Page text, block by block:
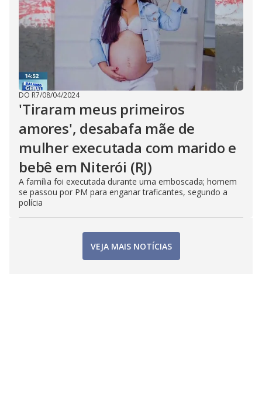
DO R7/08/04/2024
'Tiraram meus primeiros
amores', desabafa mãe de
mulher executada com marido e
bebê em Niterói (RJ)
A família foi executada durante uma emboscada; homem
se passou por PM para enganar traficantes, segundo a
polícia
VEJA MAIS NOTÍCIAS